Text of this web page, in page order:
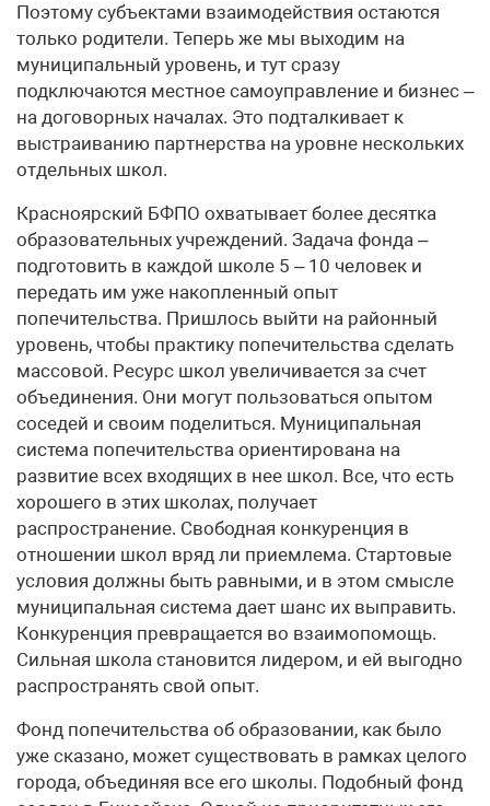
Поэтому субъектами взаимодействия остаются
только родители. Теперь же мы выходим на
муниципальный уровень, и тут сразу
подключаются местное самоуправление и бизнес –
на договорных началах. Это подталкивает к
выстраиванию партнерства на уровне нескольких
отдельных школ.
Красноярский БФПО охватывает более десятка
образовательных учреждений. Задача фонда –
подготовить в каждой школе 5 – 10 человек и
передать им уже накопленный опыт
попечительства. Пришлось выйти на районный
уровень, чтобы практику попечительства сделать
массовой. Ресурс школ увеличивается за счет
объединения. Они могут пользоваться опытом
соседей и своим поделиться. Муниципальная
система попечительства ориентирована на
развитие всех входящих в нее школ. Все, что есть
хорошего в этих школах, получает
распространение. Свободная конкуренция в
отношении школ вряд ли приемлема. Стартовые
условия должны быть равными, и в этом смысле
муниципальная система дает шанс их выправить.
Конкуренция превращается во взаимопомощь.
Сильная школа становится лидером, и ей выгодно
распространять свой опыт.
Фонд попечительства об образовании, как было
уже сказано, может существовать в рамках целого
города, объединяя все его школы. Подобный фонд